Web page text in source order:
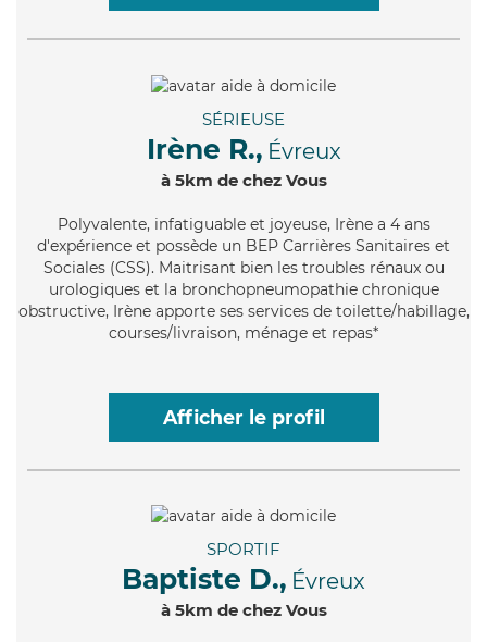
SÉRIEUSE
Irène R., Évreux
à 5km de chez Vous
Polyvalente, infatiguable et joyeuse, Irène a 4 ans
d'expérience et possède un BEP Carrières Sanitaires et
Sociales (CSS). Maitrisant bien les troubles rénaux ou
urologiques et la bronchopneumopathie chronique
obstructive, Irène apporte ses services de toilette/habillage,
courses/livraison, ménage et repas*
Afficher le profil
SPORTIF
Baptiste D., Évreux
à 5km de chez Vous